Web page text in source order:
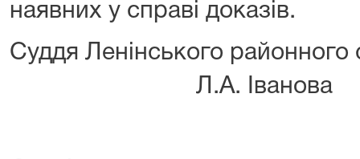
наявних у справі доказів.
Суддя Ленінського
Л.А. Іванова